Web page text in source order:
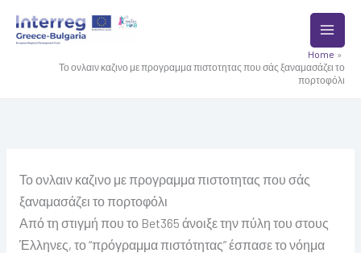
Home
Το ονλαιν καζινο με προγραμμα πιστοτητας που σάς ξαναμασάζει το
πορτοφόλι
Το ονλαιν καζινο με προγραμμα πιστοτητας που σάς
ξαναμασάζει το πορτοφόλι
Από τη στιγμή που το Bet365 άνοιξε την πύλη του στους
Έλληνες, το “πρόγραμμα πιστότητας” έσπασε το νόημα